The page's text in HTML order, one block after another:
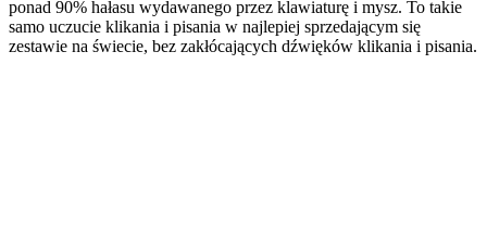
ponad 90% hałasu wydawanego przez klawiaturę i mysz. To takie
samo uczucie klikania i pisania w najlepiej sprzedającym się
zestawie na świecie, bez zakłócających dźwięków klikania i pisania.